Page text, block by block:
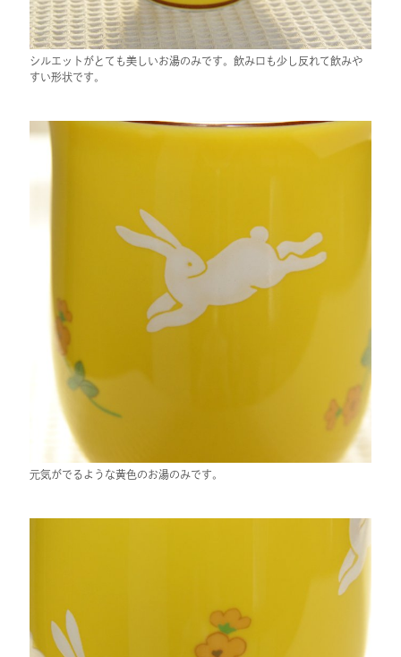
シルエットがとても美しいお湯のみです。飲み口も少し反れて飲みや
すい形状です。
元気がでるような黄色のお湯のみです。